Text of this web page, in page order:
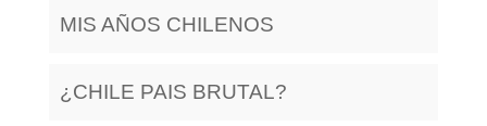
MIS AÑOS CHILENOS
¿CHILE PAIS BRUTAL?